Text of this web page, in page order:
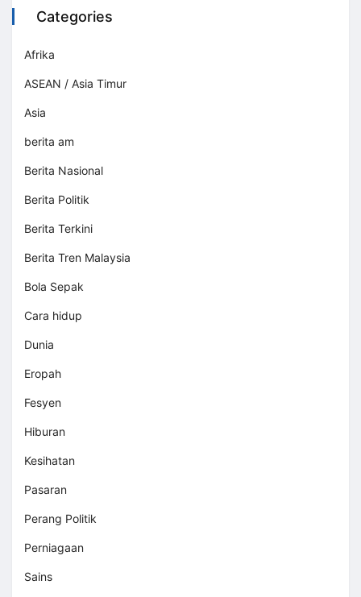
Categories
Afrika
ASEAN / Asia Timur
Asia
berita am
Berita Nasional
Berita Politik
Berita Terkini
Berita Tren Malaysia
Bola Sepak
Cara hidup
Dunia
Eropah
Fesyen
Hiburan
Kesihatan
Pasaran
Perang Politik
Perniagaan
Sains